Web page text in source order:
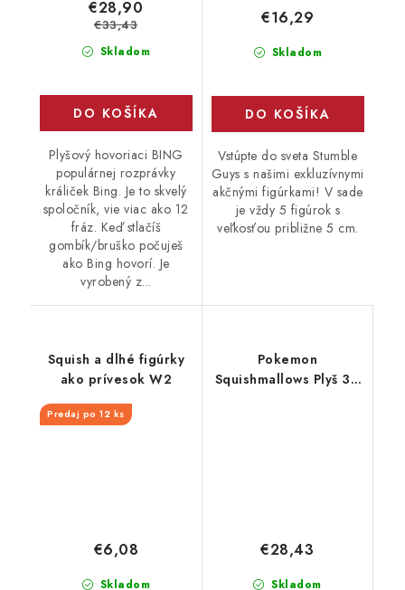
Skladom
€28,90
€33,43
DO KOŠÍKA
Plyšový hovoriaci BING
populárnej rozprávky
králiček Bing. Je to skvelý
spoločník, vie viac ako 12
fráz. Keď stlačíš
gombík/bruško počuješ
ako Bing hovorí. Je
vyrobený z...
Skladom
€16,29
DO KOŠÍKA
Vstúpte do sveta Stumble
Guys s našimi exkluzívnymi
akčnými figúrkami! V sade
je vždy 5 figúrok s
veľkosťou približne 5 cm.
Squish a dlhé figúrky
ako prívesok W2
Predaj po 12 ks
Skladom
€6,08
Pokemon
Squishmallows Plyš 36
Skladom
€28,43